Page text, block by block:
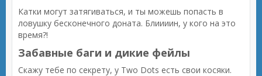
Катки могут затягиваться, и ты можешь попасть в
ловушку бесконечного доната. Блиииин, у кого на это
время?!
Забавные баги и дикие фейлы
Скажу тебе по секрету, у Two Dots есть свои косяки.